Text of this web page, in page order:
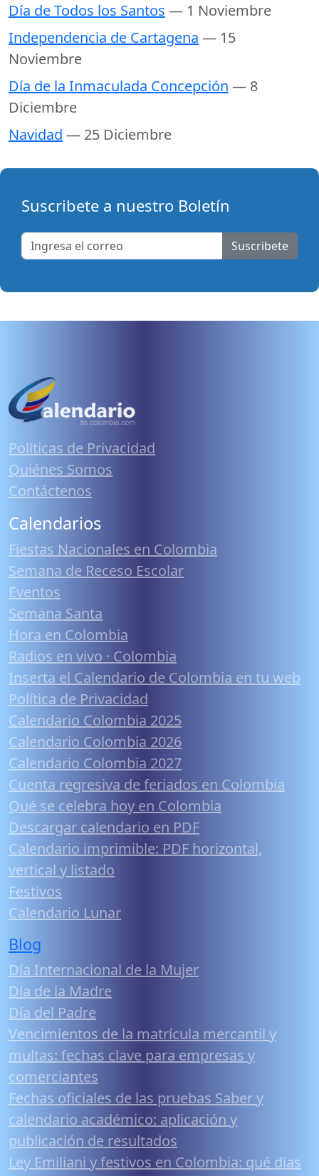
Día de Todos los Santos — 1 Noviembre
Independencia de Cartagena — 15
Noviembre
Día de la Inmaculada Concepción — 8
Diciembre
Navidad — 25 Diciembre
Suscribete a nuestro Boletín
Suscribete
Políticas de Privacidad
Quiénes Somos
Contáctenos
Calendarios
Fiestas Nacionales en Colombia
Semana de Receso Escolar
Eventos
Semana Santa
Hora en Colombia
Radios en vivo · Colombia
Inserta el Calendario de Colombia en tu web
Política de Privacidad
Calendario Colombia 2025
Calendario Colombia 2026
Calendario Colombia 2027
Cuenta regresiva de feriados en Colombia
Qué se celebra hoy en Colombia
Descargar calendario en PDF
Calendario imprimible: PDF horizontal,
vertical y listado
Festivos
Calendario Lunar
Blog
Día Internacional de la Mujer
Día de la Madre
Día del Padre
Vencimientos de la matrícula mercantil y
multas: fechas clave para empresas y
comerciantes
Fechas oficiales de las pruebas Saber y
calendario académico: aplicación y
publicación de resultados
Ley Emiliani y festivos en Colombia: qué días